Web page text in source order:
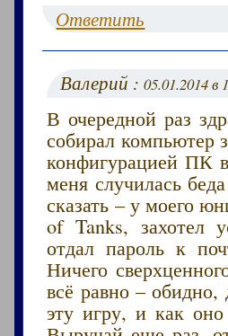
Ответить
Валерий :05.01.2014 в
В очередной раз
собирал компьютер
конфигурацией ПК
меня случилась
сказать – у моего
of Tanks, захотел
отдал пароль к
Ничего
всё равно –
эту игру, и как